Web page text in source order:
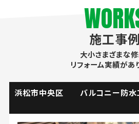
施工事例
大小さまざまな修
リフォーム実績があ
掛川市 流し台水栓取替工事